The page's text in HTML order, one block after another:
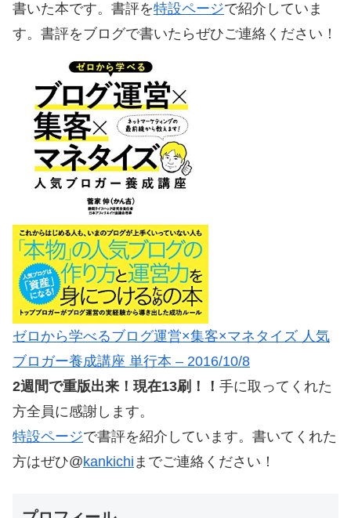
書いた本です。書評を特設ページで紹介していま
す。書評をブログで書いたらぜひご連絡ください！
ゼロから学べるブログ運営×集客×マネタイズ 人気
ブロガー養成講座 単行本 – 2016/10/8
2週間で重版出来！現在13刷！！ 手に取ってくれた
方全員に感謝します。
特設ページで書評を紹介しています。書いてくれた
方はぜひ@kankichi までご連絡ください！